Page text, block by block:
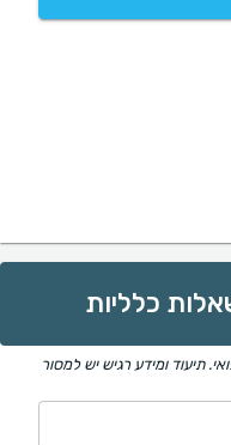
כלליות
תיעוד ומידע רגיש יש למסור